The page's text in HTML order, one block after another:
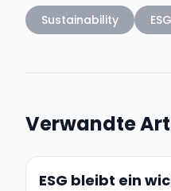
Sustainability ESG
Verwandte
ESG bleibt ein